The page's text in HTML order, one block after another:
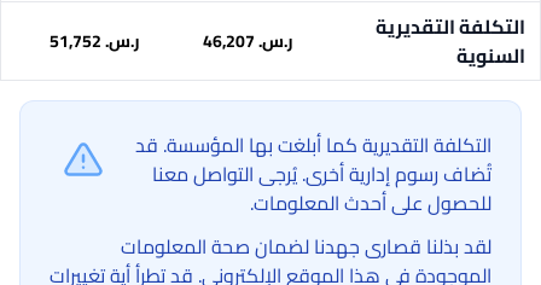
التكلفة التقديرية
السنوية
ر.س.‏ 46,207 ر.س.‏ 51,752
التكلفة التقديرية كما أبلغت بها المؤسسة. قد
تُضاف رسوم إدارية أخرى. يُرجى التواصل معنا
للحصول على أحدث المعلومات.
لقد بذلنا قصارى جهدنا لضمان صحة المعلومات
الموجودة في هذا الموقع الإلكتروني. قد تطرأ أية تغييرات